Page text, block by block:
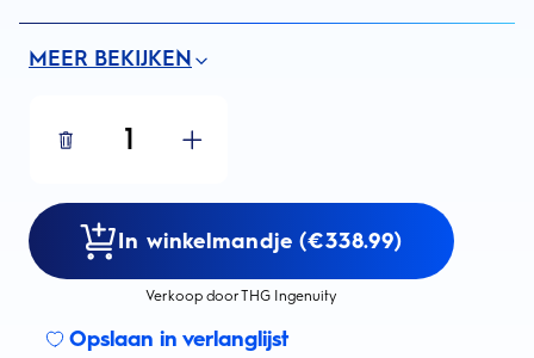
MEER BEKIJKEN
1
In winkelmandje (€338.99)
Verkoop door THG Ingenuity
Opslaan in verlanglijst